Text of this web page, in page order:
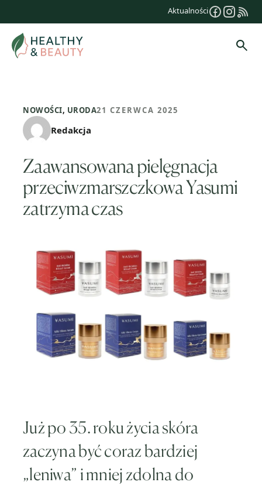
treści
Aktualności
NOWOŚCI, URODA21 CZERWCA 2025
Redakcja
Zaawansowana pielęgnacja
przeciwzmarszczkowa Yasumi
zatrzyma czas
Już po 35. roku życia skóra
zaczyna być coraz bardziej
„leniwa” i mniej zdolna do